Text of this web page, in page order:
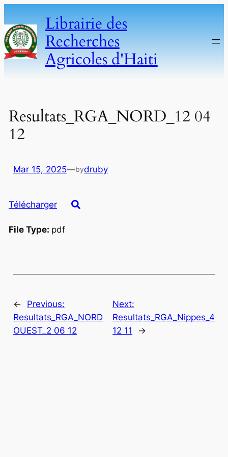
to
content
Librairie des
Recherches
Agricoles d'Haiti
Resultats_RGA_NORD_12 04
12
Mar 15, 2025—bydruby
Télécharger
File Type: pdf
←
Previous:
Resultats_RGA_NORD
OUEST_2 06 12
Next:
Resultats_RGA_Nippes_4
12 11
→